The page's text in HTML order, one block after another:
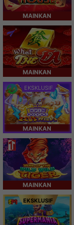
MAINKAN
MAINKAN
EKSKLUSIF
MAINKAN
MAINKAN
EKSKLUSIF